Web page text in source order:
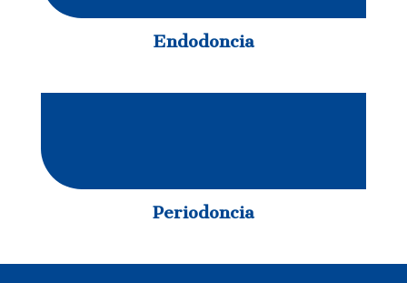
Endodoncia
Periodoncia